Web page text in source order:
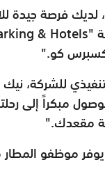
فرصة جيدة
& Hotels"
كو".
للشركة،
مبكراً إلى
مقعدك".
موظفو